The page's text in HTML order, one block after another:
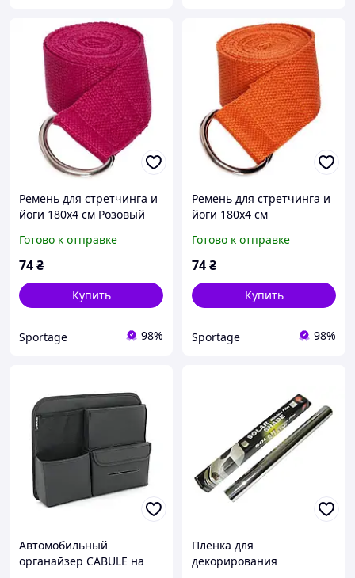
Ремень для стретчинга и
йоги 180х4 см Розовый
Готово к отправке
74₴
Купить
Sportage 98%
Ремень для стретчинга и
йоги 180х4 см
Готово к отправке
74₴
Купить
Sportage 98%
Автомобильный
органайзер CABULE на
Пленка для
декорирования